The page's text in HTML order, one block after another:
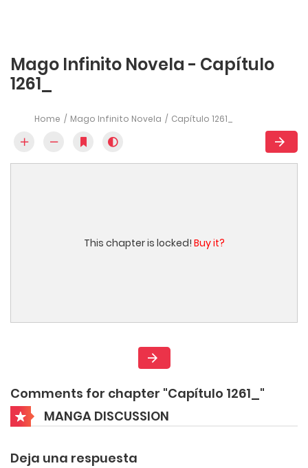
Mago Infinito Novela - Capítulo
1261_
Home Mago Infinito Novela Capítulo 1261_
This chapter is locked! Buy it?
Comments for chapter "Capítulo 1261_"
MANGA DISCUSSION
Deja una respuesta